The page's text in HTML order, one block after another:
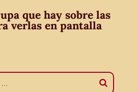
que hay sobre las
verlas en pantalla